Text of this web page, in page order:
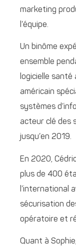
marketing
l’équipe.
Un binôme
ensemble
logicielle santé
américain
systèmes
acteur clé des
jusqu’en 2019.
En 2020,
plus de 400
l’international
sécurisation
opératoire et
Quant à